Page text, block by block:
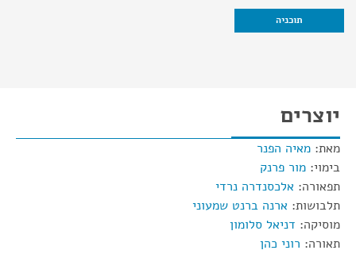
תוכניה
יוצרים
מאת: מאיה הפנר
בימוי: מור פרנק
תפאורה: אלכסנדרה נרדי
תלבושות: ארנה ברנט שמעוני
מוסיקה: דניאל סלומון
תאורה: רוני כהן